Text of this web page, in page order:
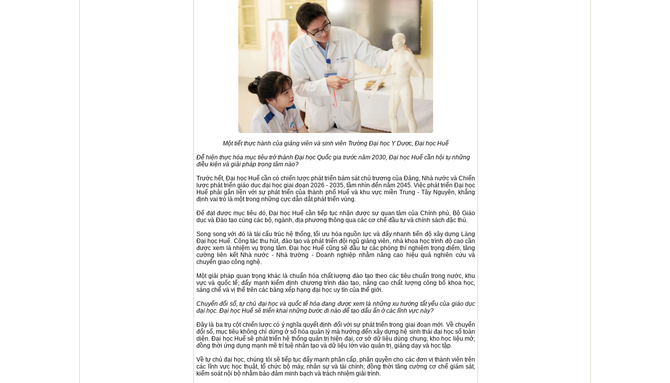
Một tiết thực hành của giảng viên và sinh viên Trường Đại học Y Dược, Đại học Huế
Để hiện thực hóa mục tiêu trở thành Đại học Quốc gia trước năm 2030, Đại học Huế cần hội tụ những
điều kiện và giải pháp trọng tâm nào?
Trước hết, Đại học Huế cần có chiến lược phát triển bám sát chủ trương của Đảng, Nhà nước và Chiến
lược phát triển giáo dục đại học giai đoạn 2026 - 2035, tầm nhìn đến năm 2045. Việc phát triển Đại học
Huế phải gắn liền với sự phát triển của thành phố Huế và khu vực miền Trung - Tây Nguyên, khẳng
định vai trò là một trong những cực dẫn dắt phát triển vùng.
Để đạt được mục tiêu đó, Đại học Huế cần tiếp tục nhận được sự quan tâm của Chính phủ, Bộ Giáo
dục và Đào tạo cùng các bộ, ngành, địa phương thông qua các cơ chế đầu tư và chính sách đặc thù.
Song song với đó là tái cấu trúc hệ thống, tối ưu hóa nguồn lực và đẩy nhanh tiến độ xây dựng Làng
Đại học Huế. Công tác thu hút, đào tạo và phát triển đội ngũ giảng viên, nhà khoa học trình độ cao cần
được xem là nhiệm vụ trọng tâm. Đại học Huế cũng sẽ đầu tư các phòng thí nghiệm trọng điểm, tăng
cường liên kết Nhà nước - Nhà trường - Doanh nghiệp nhằm nâng cao hiệu quả nghiên cứu và
chuyển giao công nghệ.
Một giải pháp quan trọng khác là chuẩn hóa chất lượng đào tạo theo các tiêu chuẩn trong nước, khu
vực và quốc tế; đẩy mạnh kiểm định chương trình đào tạo, nâng cao chất lượng công bố khoa học,
sáng chế và vị thế trên các bảng xếp hạng đại học uy tín của thế giới.
Chuyển đổi số, tự chủ đại học và quốc tế hóa đang được xem là những xu hướng tất yếu của giáo dục
đại học. Đại học Huế sẽ triển khai những bước đi nào để tạo dấu ấn ở các lĩnh vực này?
Đây là ba trụ cột chiến lược có ý nghĩa quyết định đối với sự phát triển trong giai đoạn mới. Về chuyển
đổi số, mục tiêu không chỉ dừng ở số hóa quản lý mà hướng đến xây dựng hệ sinh thái đại học số toàn
diện. Đại học Huế sẽ phát triển hệ thống quản trị hiện đại, cơ sở dữ liệu dùng chung, kho học liệu mở;
đồng thời ứng dụng mạnh mẽ trí tuệ nhân tạo và dữ liệu lớn vào quản trị, giảng dạy và học tập.
Về tự chủ đại học, chúng tôi sẽ tiếp tục đẩy mạnh phân cấp, phân quyền cho các đơn vị thành viên trên
các lĩnh vực học thuật, tổ chức bộ máy, nhân sự và tài chính; đồng thời tăng cường cơ chế giám sát,
kiểm soát nội bộ nhằm bảo đảm minh bạch và trách nhiệm giải trình.